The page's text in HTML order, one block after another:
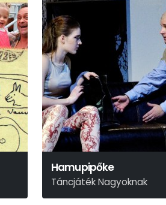
Hamupipőke
Táncjáték Nagyoknak
Szergej Prokofjev